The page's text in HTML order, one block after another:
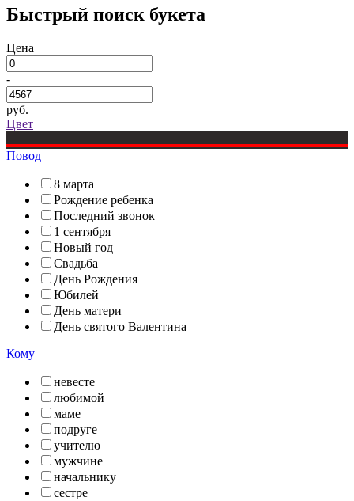
Быстрый поиск букета
Цена
-
руб.
Цвет
Повод
8 марта
Рождение ребенка
Последний звонок
1 сентября
Новый год
Свадьба
День Рождения
Юбилей
День матери
День святого Валентина
Кому
невесте
любимой
маме
подруге
учителю
мужчине
начальнику
сестре